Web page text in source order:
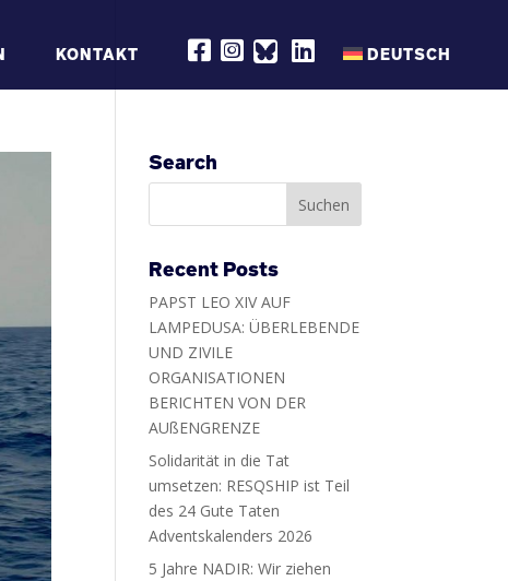
KONTAKT
R
E
Q
O
N
C
O
K
R
E
Q
N
S
G
A
M
R
E
Q
N
I
N
DEUTSCH
Search
Recent Posts
PAPST LEO XIV AUF
LAMPEDUSA: ÜBERLEBENDE
UND ZIVILE
ORGANISATIONEN
BERICHTEN VON DER
AUßENGRENZE
Solidarität in die Tat
umsetzen: RESQSHIP ist Teil
des 24 Gute Taten
Adventskalenders 2026
5 Jahre NADIR: Wir ziehen